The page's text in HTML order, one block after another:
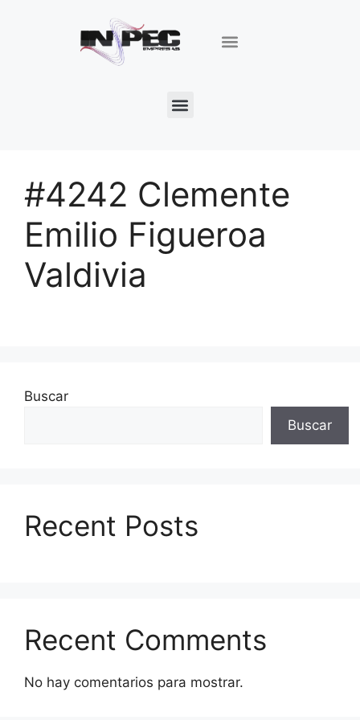
#4242 Clemente
Emilio Figueroa
Valdivia
Buscar
Buscar
Recent Posts
Recent Comments
No hay comentarios para mostrar.